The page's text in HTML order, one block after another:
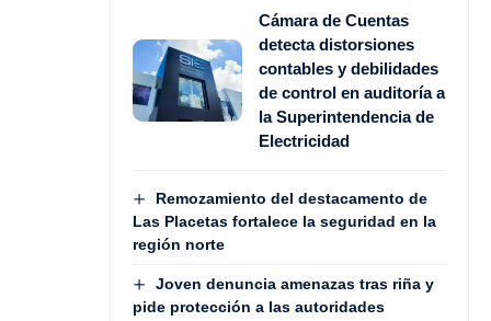
Cámara de Cuentas
detecta distorsiones
contables y debilidades
de control en auditoría a
la Superintendencia de
Electricidad
Remozamiento del destacamento de
Las Placetas fortalece la seguridad en la
región norte
Joven denuncia amenazas tras riña y
pide protección a las autoridades